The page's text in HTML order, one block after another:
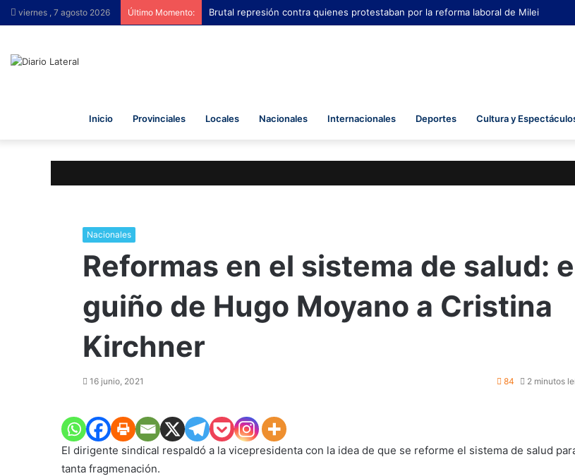
viernes , 7 agosto 2026 Último Momento: Brutal represión contra quienes protestaban por la reforma laboral de Milei
Inicio Provinciales Locales Nacionales Internacionales Deportes Cultura y
Nacionales
Reformas en el sistema de salud:
guiño de Hugo Moyano a Cristina
Kirchner
16 junio, 2021 84 2 minutos
El dirigente sindical respaldó a la vicepresidenta con la idea de que se reforme el sistema de salud
tanta fragmenación.